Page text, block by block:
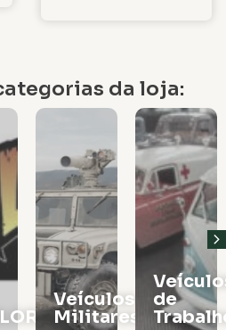
da loja:
Veículos
de
Trabalho
Vagões
e